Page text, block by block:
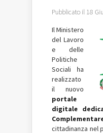
Pubblicato il 18
IlMinistero
del Lavoro
e delle
Politiche
Sociali ha
realizzato
il nuovo
portale
digitale
cittadinanza nel